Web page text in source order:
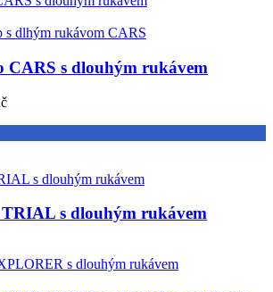
CARS s dlouhým rukávem
s dlouhým rukávem